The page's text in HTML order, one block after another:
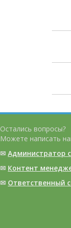
Остались вопросы?
Можете написать
✉ Администратор
✉ Контент
✉ Ответственный